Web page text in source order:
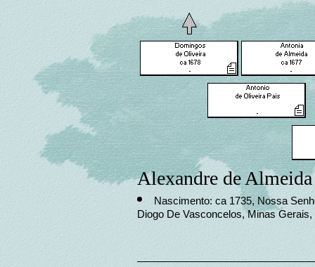
Alexandre de
Nascimento: ca 1735, Nossa
Diogo De Vasconcelos, Minas Gerais,